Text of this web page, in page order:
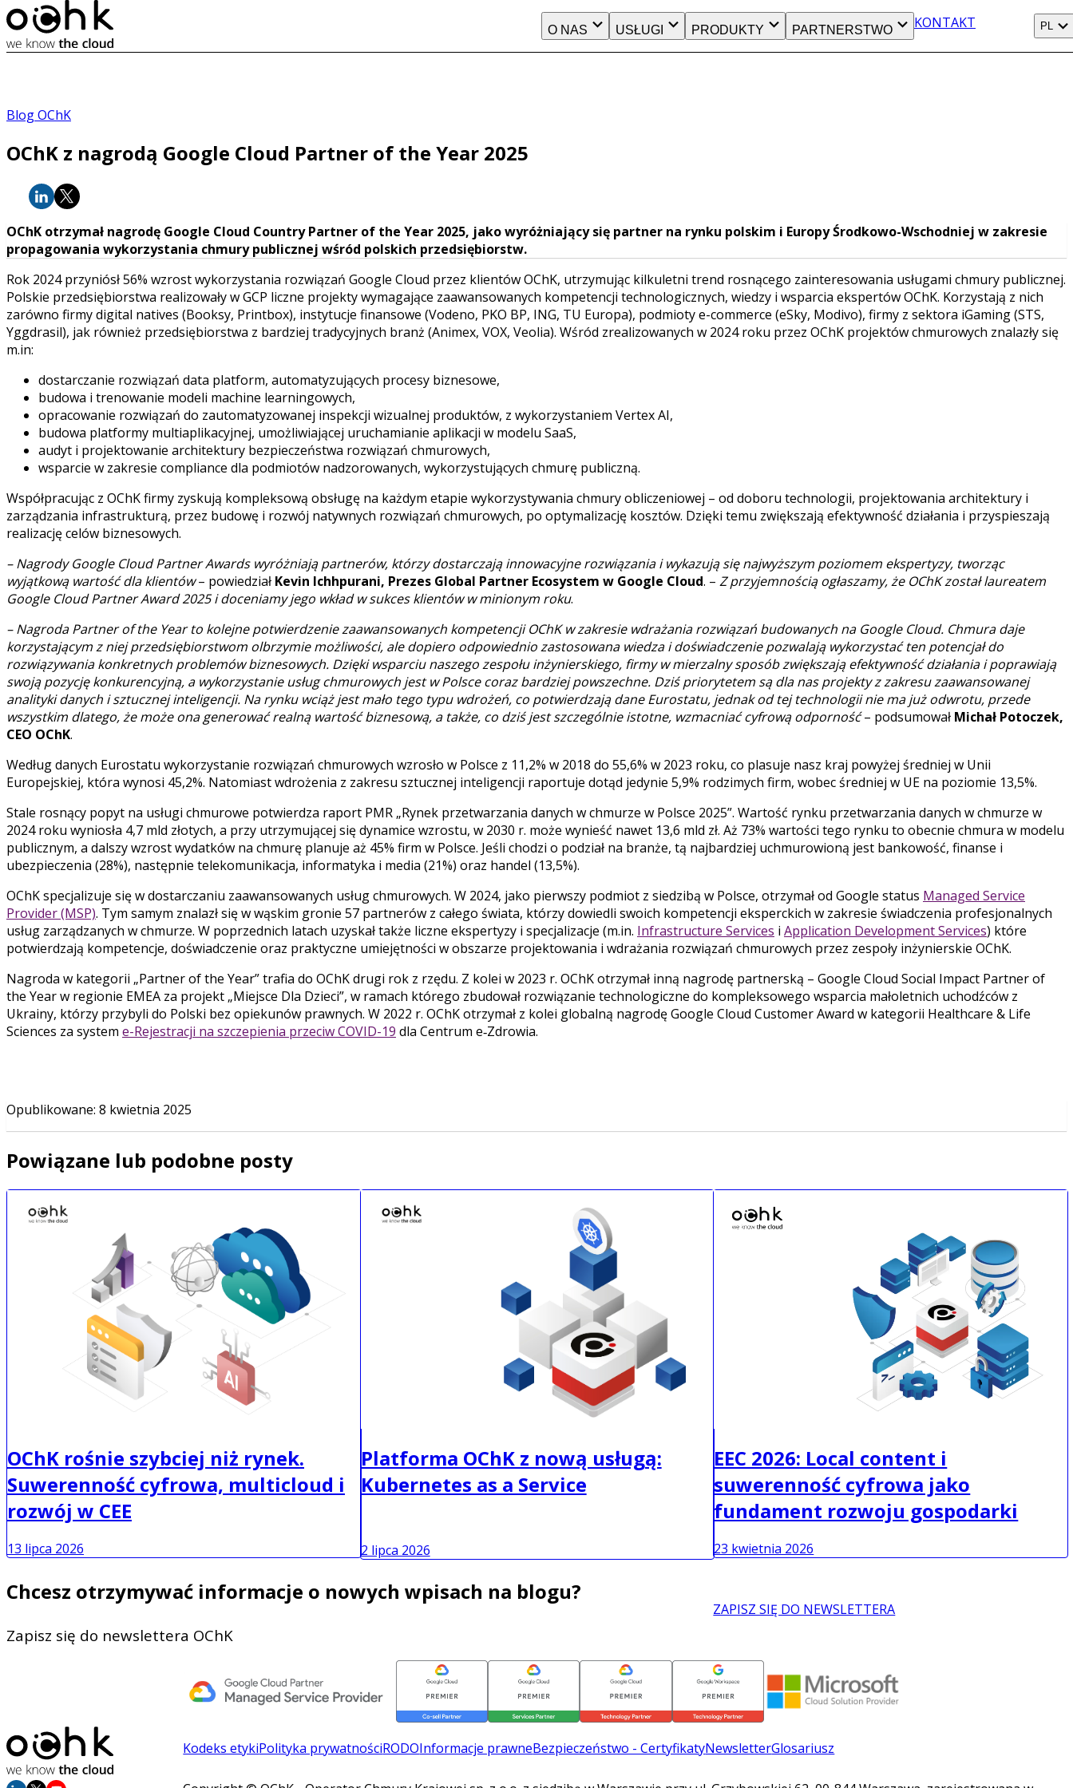
O NAS USŁUGI PRODUKTY PARTNERSTWO KONTAKT PL
Blog OChK
OChK z nagrodą Google Cloud Partner of the Year 2025
OChK otrzymał nagrodę Google Cloud Country Partner of the Year 2025, jako wyróżniający się partner na rynku polskim i Europy Środkowo-Wschodniej w zakresie
propagowania wykorzystania chmury publicznej wśród polskich przedsiębiorstw.
Rok 2024 przyniósł 56% wzrost wykorzystania rozwiązań Google Cloud przez klientów OChK, utrzymując kilkuletni trend rosnącego zainteresowania usługami chmury publicznej.
Polskie przedsiębiorstwa realizowały w GCP liczne projekty wymagające zaawansowanych kompetencji technologicznych, wiedzy i wsparcia ekspertów OChK. Korzystają z nich
zarówno firmy digital natives (Booksy, Printbox), instytucje finansowe (Vodeno, PKO BP, ING, TU Europa), podmioty e-commerce (eSky, Modivo), firmy z sektora iGaming (STS,
Yggdrasil), jak również przedsiębiorstwa z bardziej tradycyjnych branż (Animex, VOX, Veolia). Wśród zrealizowanych w 2024 roku przez OChK projektów chmurowych znalazły się
m.in:
dostarczanie rozwiązań data platform, automatyzujących procesy biznesowe,
budowa i trenowanie modeli machine learningowych,
opracowanie rozwiązań do zautomatyzowanej inspekcji wizualnej produktów, z wykorzystaniem Vertex AI,
budowa platformy multiaplikacyjnej, umożliwiającej uruchamianie aplikacji w modelu SaaS,
audyt i projektowanie architektury bezpieczeństwa rozwiązań chmurowych,
wsparcie w zakresie compliance dla podmiotów nadzorowanych, wykorzystujących chmurę publiczną.
Współpracując z OChK firmy zyskują kompleksową obsługę na każdym etapie wykorzystywania chmury obliczeniowej – od doboru technologii, projektowania architektury i
zarządzania infrastrukturą, przez budowę i rozwój natywnych rozwiązań chmurowych, po optymalizację kosztów. Dzięki temu zwiększają efektywność działania i przyspieszają
realizację celów biznesowych.
– Nagrody Google Cloud Partner Awards wyróżniają partnerów, którzy dostarczają innowacyjne rozwiązania i wykazują się najwyższym poziomem ekspertyzy, tworząc
wyjątkową wartość dla klientów– powiedział Kevin Ichhpurani, Prezes Global Partner Ecosystem w Google Cloud. – Z przyjemnością ogłaszamy, że OChK został laureatem
Google Cloud Partner Award 2025 i doceniamy jego wkład w sukces klientów w minionym roku.
– Nagroda Partner of the Year to kolejne potwierdzenie zaawansowanych kompetencji OChK w zakresie wdrażania rozwiązań budowanych na Google Cloud. Chmura daje
korzystającym z niej przedsiębiorstwom olbrzymie możliwości, ale dopiero odpowiednio zastosowana wiedza i doświadczenie pozwalają wykorzystać ten potencjał do
rozwiązywania konkretnych problemów biznesowych. Dzięki wsparciu naszego zespołu inżynierskiego, firmy w mierzalny sposób zwiększają efektywność działania i poprawiają
swoją pozycję konkurencyjną, a wykorzystanie usług chmurowych jest w Polsce coraz bardziej powszechne. Dziś priorytetem są dla nas projekty z zakresu zaawansowanej
analityki danych i sztucznej inteligencji. Na rynku wciąż jest mało tego typu wdrożeń, co potwierdzają dane Eurostatu, jednak od tej technologii nie ma już odwrotu, przede
wszystkim dlatego, że może ona generować realną wartość biznesową, a także, co dziś jest szczególnie istotne, wzmacniać cyfrową odporność– podsumował Michał Potoczek,
CEO OChK.
Według danych Eurostatu wykorzystanie rozwiązań chmurowych wzrosło w Polsce z 11,2% w 2018 do 55,6% w 2023 roku, co plasuje nasz kraj powyżej średniej w Unii
Europejskiej, która wynosi 45,2%. Natomiast wdrożenia z zakresu sztucznej inteligencji raportuje dotąd jedynie 5,9% rodzimych firm, wobec średniej w UE na poziomie 13,5%.
Stale rosnący popyt na usługi chmurowe potwierdza raport PMR „Rynek przetwarzania danych w chmurze w Polsce 2025”. Wartość rynku przetwarzania danych w chmurze w
2024 roku wyniosła 4,7 mld złotych, a przy utrzymującej się dynamice wzrostu, w 2030 r. może wynieść nawet 13,6 mld zł. Aż 73% wartości tego rynku to obecnie chmura w modelu
publicznym, a dalszy wzrost wydatków na chmurę planuje aż 45% firm w Polsce. Jeśli chodzi o podział na branże, tą najbardziej uchmurowioną jest bankowość, finanse i
ubezpieczenia (28%), następnie telekomunikacja, informatyka i media (21%) oraz handel (13,5%).
OChK specjalizuje się w dostarczaniu zaawansowanych usług chmurowych. W 2024, jako pierwszy podmiot z siedzibą w Polsce, otrzymał od Google status Managed Service
Provider (MSP). Tym samym znalazł się w wąskim gronie 57 partnerów z całego świata, którzy dowiedli swoich kompetencji eksperckich w zakresie świadczenia profesjonalnych
usług zarządzanych w chmurze. W poprzednich latach uzyskał także liczne ekspertyzy i specjalizacje (m.in. Infrastructure Services i Application Development Services) które
potwierdzają kompetencje, doświadczenie oraz praktyczne umiejętności w obszarze projektowania i wdrażania rozwiązań chmurowych przez zespoły inżynierskie OChK.
Nagroda w kategorii „Partner of the Year” trafia do OChK drugi rok z rzędu. Z kolei w 2023 r. OChK otrzymał inną nagrodę partnerską – Google Cloud Social Impact Partner of
the Year w regionie EMEA za projekt „Miejsce Dla Dzieci”, w ramach którego zbudował rozwiązanie technologiczne do kompleksowego wsparcia małoletnich uchodźców z
Ukrainy, którzy przybyli do Polski bez opiekunów prawnych. W 2022 r. OChK otrzymał z kolei globalną nagrodę Google Cloud Customer Award w kategorii Healthcare & Life
Sciences za system e-Rejestracji na szczepienia przeciw COVID-19 dla Centrum e‑Zdrowia.
Opublikowane: 8 kwietnia 2025
Powiązane lub podobne posty
OChK rośnie szybciej niż rynek.
Suwerenność cyfrowa, multicloud i
rozwój w CEE
13 lipca 2026
Platforma OChK z nową usługą:
Kubernetes as a Service
2 lipca 2026
EEC 2026: Local content i
suwerenność cyfrowa jako
fundament rozwoju gospodarki
23 kwietnia 2026
Chcesz otrzymywać informacje o nowych wpisach na blogu?
Zapisz się do newslettera OChK
ZAPISZ SIĘ DO NEWSLETTERA
Kodeks etykiPolityka prywatnościRODOInformacje prawneBezpieczeństwo - CertyfikatyNewsletterGlosariusz